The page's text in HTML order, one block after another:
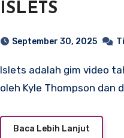
ISLETS
September 30, 2025
Islets adalah gim video tahun 2022 yang dikembangkan
oleh Kyle Thompson dan
Baca Lebih Lanjut